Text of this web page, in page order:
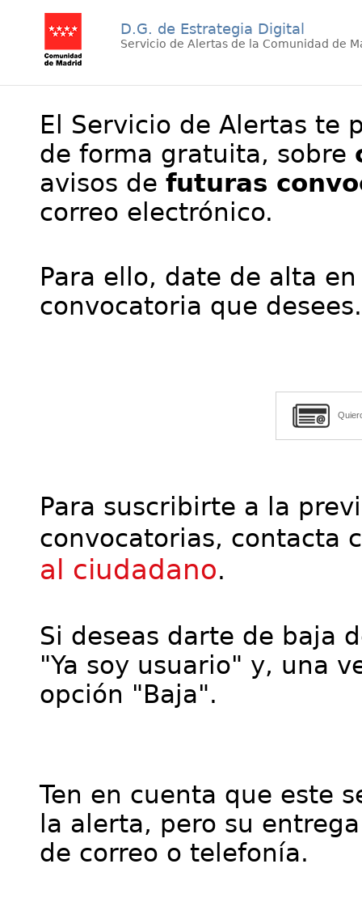
D.G. de Estrategia Digital
Servicio de Alertas de la Comunidad de
El Servicio de Alertas te
de forma gratuita, sobre
avisos de futuras
correo electrónico.
Para ello, date de alta
convocatoria que desees.
Para suscribirte a la
convocatorias, contacta
al ciudadano.
Si deseas darte de baja
"Ya soy usuario" y, una
opción "Baja".
Ten en cuenta que este
la alerta, pero su
de correo o telefonía.